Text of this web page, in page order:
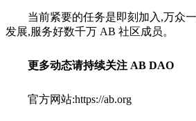
当前紧要的任务是即刻加入,万众
发展,服务好数千万 AB 社区成员。
更多动态请持续关注 AB DAO
官方网站:https://ab.org